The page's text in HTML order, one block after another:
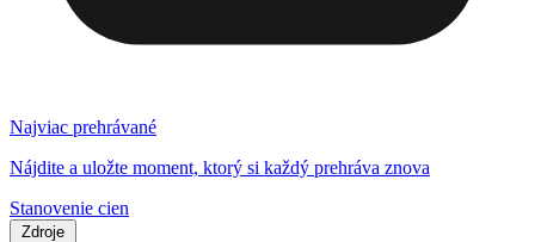
Najviac prehrávané
Nájdite a uložte moment, ktorý si každý prehráva znova
Stanovenie cien
Zdroje